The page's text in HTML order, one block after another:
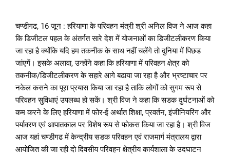
चण्डीगढ, 16 जून : हरियाणा के परिवहन मंत्री श्री अनिल विज ने आज कहा
कि डिजीटल पहल के अंतर्गत सारे देश में योजनाओं का डिजीटलीकरण किया
जा रहा है क्योंकि यदि हम तकनीक के साथ नहीं चलेंगे तो दुनिया में पिछड
जांएगें। इसके अलावा, उन्होंने कहा कि हरियाणा में परिवहन क्षेत्र को
तकनीक/डिजीटलीकरण के सहारे आगे बढाया जा रहा है और भ्रष्टाचार पर
नकेल कसने का पूरा प्रयास किया जा रहा है ताकि लोगों को सुगम रूप से
परिवहन सुविधाएं उपलब्ध हो सकें। श्री विज ने कहा कि सडक दुर्घटनाओं को
कम करने के लिए हरियाणा में फोर-ई अर्थात शिक्षा, प्रवर्तन, इंजीनियरिंग और
पर्यावरण एवं आपातकाल पर विशेष रूप से फोकस किया जा रहा है। श्री विज
आज यहां चण्डीगढ में केन्द्रीय सडक परिवहन एवं राजमार्ग मंत्रालय द्वारा
आयोजित की जा रही दो दिवसीय परिवहन क्षेत्रीय कार्यशाला के उदघाटन